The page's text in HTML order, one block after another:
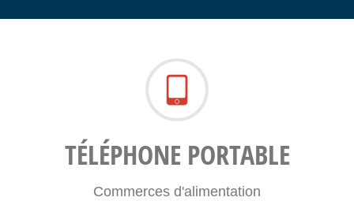
TÉLÉPHONE PORTABLE
Commerces d'alimentation